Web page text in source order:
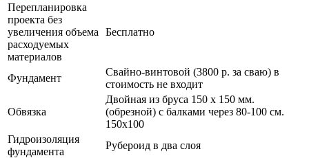
Перепланировка
проекта без
увеличения объема
расходуемых
материалов
Бесплатно
Фундамент
Свайно-винтовой (3800 р. за сваю) в
стоимость не входит
Обвязка
Двойная из бруса 150 х 150 мм.
(обрезной) с балками через 80-100 см.
150х100
Гидроизоляция
фундамента
Рубероид в два слоя